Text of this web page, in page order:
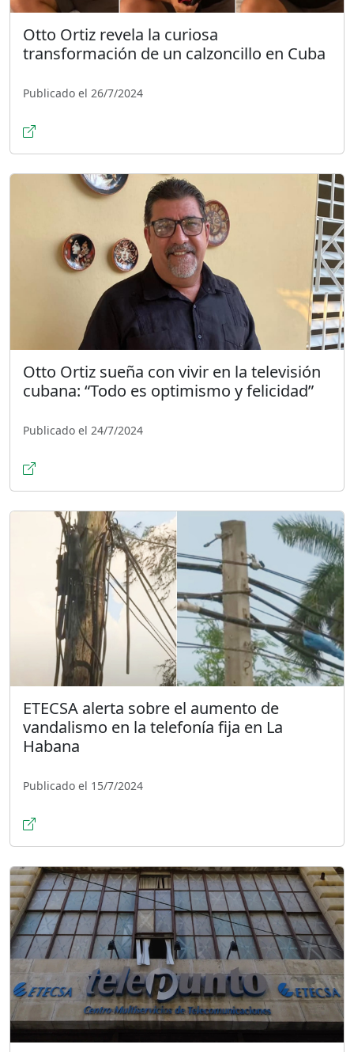
Otto Ortiz revela la curiosa
transformación de un calzoncillo en Cuba
Publicado el 26/7/2024
Otto Ortiz sueña con vivir en la televisión
cubana: “Todo es optimismo y felicidad”
Publicado el 24/7/2024
ETECSA alerta sobre el aumento de
vandalismo en la telefonía fija en La
Habana
Publicado el 15/7/2024